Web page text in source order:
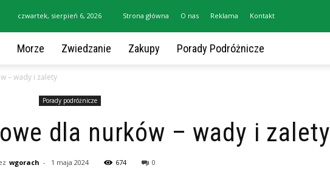
czwartek, sierpień 6, 2026 Strona główna O nas Reklama Kontakt
Morze Zwiedzanie Zakupy Porady Podróżnicze
– wady i zalety
Porady podróżnicze
dla nurków – wady i zalety
wgorach - 1 maja 2024 674 0